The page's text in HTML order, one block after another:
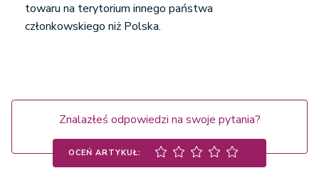
towaru na terytorium innego państwa
członkowskiego niż Polska.
Znalazłeś odpowiedzi na swoje pytania?
OCEŃ ARTYKUŁ: